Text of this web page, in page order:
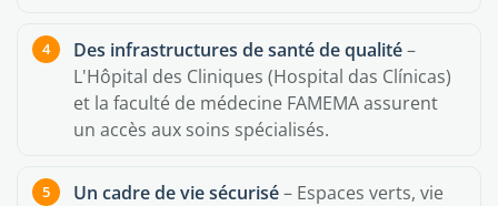
Des infrastructures de santé de qualité–
L'Hôpital des Cliniques (Hospital das Clínicas)
et la faculté de médecine FAMEMA assurent
un accès aux soins spécialisés.
Un cadre de vie sécurisé– Espaces verts, vie